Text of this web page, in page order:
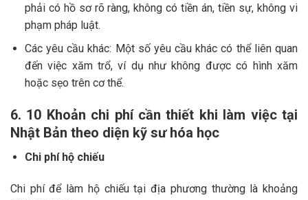
phải có hồ sơ rõ ràng, không có tiền án, tiền sự, không vi
phạm pháp luật.
Các yêu cầu khác: Một số yêu cầu khác có thể liên quan
đến việc xăm trổ, ví dụ như không được có hình xăm
hoặc sẹo trên cơ thể.
6. 10 Khoản chi phí cần thiết khi làm việc tại
Nhật Bản theo diện kỹ sư hóa học
Chi phí hộ chiếu
Chi phí để làm hộ chiếu tại địa phương thường là khoảng